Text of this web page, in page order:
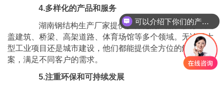
4.多样化的产品和服务
湖南钢结构生产厂家提供多样化的产品和服务，涵
盖建筑、桥梁、高架道路、体育场馆等多个领域。无论是大
型工业项目还是城市建设，他们都能提供全方位的解决方
案，满足不同客户的需求。
5.注重环保和可持续发展
可以介绍下你们的产品么